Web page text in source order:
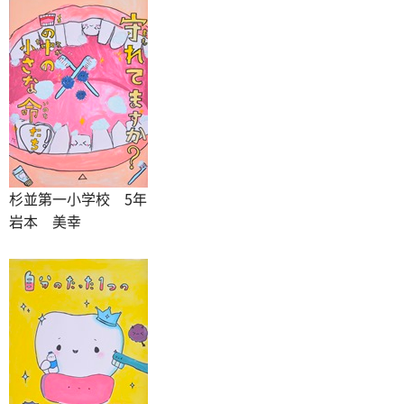
杉並第一小学校 5年
岩本 美幸